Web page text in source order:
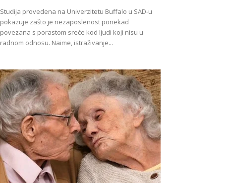
Studija provedena na Univerzitetu Buffalo u SAD-u
pokazuje zašto je nezaposlenost ponekad
povezana s porastom sreće kod ljudi koji nisu u
radnom odnosu. Naime, istraživanje...